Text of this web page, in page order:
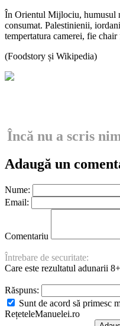
În Orientul Mijlociu, humusul
consumat. Palestinienii,
tempertatura camerei, fie chair
(Foodstory și Wikipedia)
Încă nu a scris
Adaugă un
Nume:
Email:
Comentariu
Întrebare de securitate:
Care este rezultatul adunarii
Răspuns:
Sunt de acord să primesc
RețeteleManuelei.ro